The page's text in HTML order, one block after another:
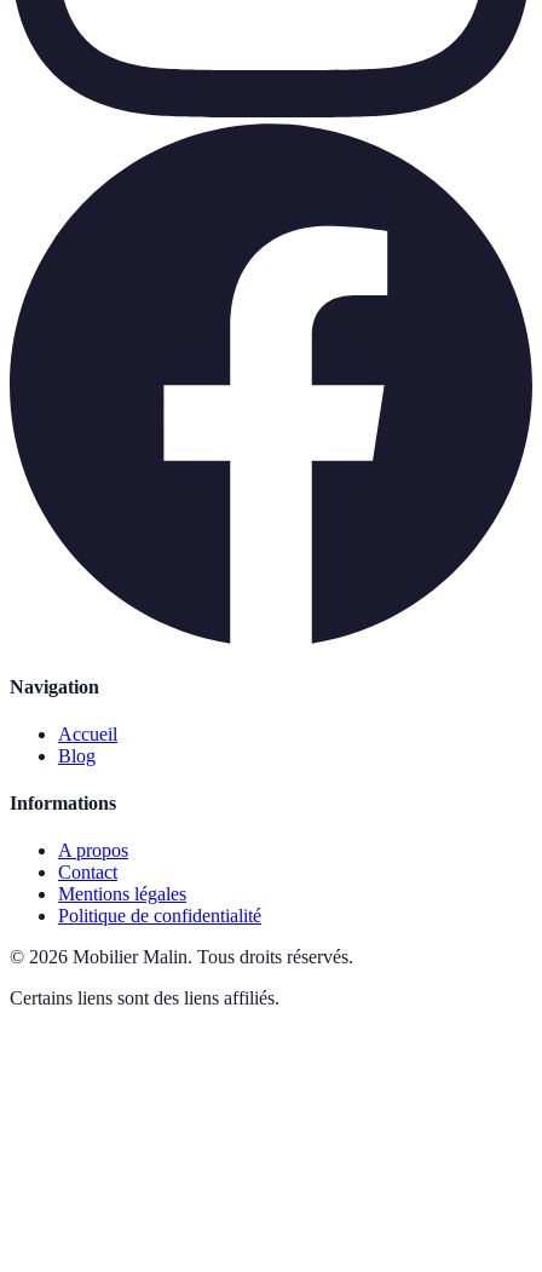
Navigation
Accueil
Blog
Informations
A propos
Contact
Mentions légales
Politique de confidentialité
© 2026 Mobilier Malin. Tous droits réservés.
Certains liens sont des liens affiliés.